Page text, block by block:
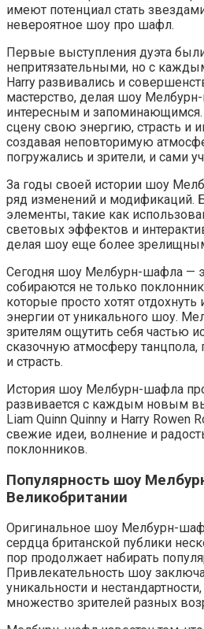
имеют потенциал стать
невероятное шоу про шафл.
Первые выступления дуэта
непритязательными, но с
Harry развивались и
мастерство, делая шоу
интересным и запоминающимся.
сцену свою энергию, страсть и
создавая неповторимую
погружались и зрители, и сами
За годы своей истории шоу
ряд изменений и
элементы, такие как
световых эффектов и
делая шоу еще более
Сегодня шоу Мелбурн-шафла —
собираются не только
которые просто хотят отдохнуть
энергии от уникального шоу.
зрителям ощутить себя частью
сказочную атмосферу танцпола,
и страсть.
История шоу Мелбурн-шафла
развивается с каждым новым
Liam Quinn Quinny и Harry Rowen
свежие идеи, волнение и
поклонников.
Популярность шоу
Великобритании
Оригинальное шоу Мелбурн-
сердца британской публики
пор продолжает набирать
Привлекательность шоу
уникальности и
множество зрителей разных